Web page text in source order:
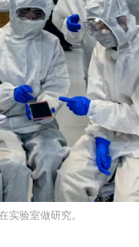
实验室做研究。